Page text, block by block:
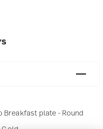
Breakfast plate - Round